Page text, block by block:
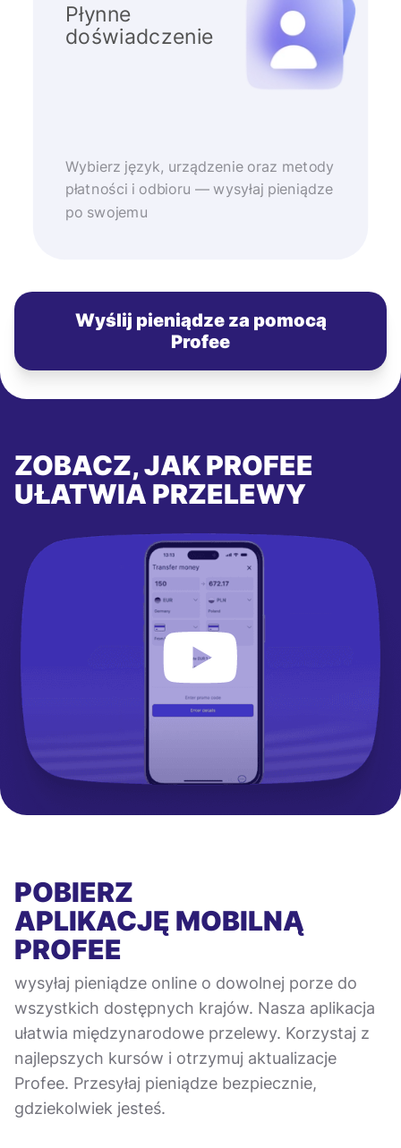
Płynne
doświadczenie
Wybierz język, urządzenie oraz metody
płatności i odbioru — wysyłaj pieniądze
po swojemu
Wyślij pieniądze za pomocą
Profee
ZOBACZ, JAK PROFEE
UŁATWIA PRZELEWY
POBIERZ
APLIKACJĘ MOBILNĄ
PROFEE
wysyłaj pieniądze online o dowolnej porze do
wszystkich dostępnych krajów. Nasza aplikacja
ułatwia międzynarodowe przelewy. Korzystaj z
najlepszych kursów i otrzymuj aktualizacje
Profee. Przesyłaj pieniądze bezpiecznie,
gdziekolwiek jesteś.